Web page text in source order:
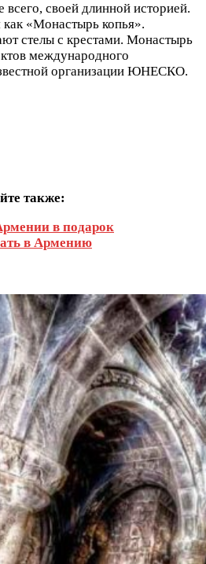
всего, своей длинной историей.
как «Монастырь копья».
стелы с крестами. Монастырь
международного
организации ЮНЕСКО.
также:
в подарок
в Армению